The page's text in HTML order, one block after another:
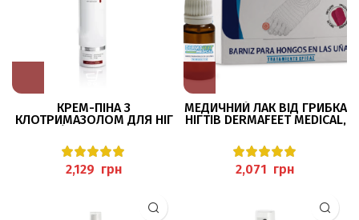
КРЕМ-ПІНА З
КЛОТРИМАЗОЛОМ ДЛЯ НІГ
CLOTRIMAZOL) PEDIBAEHR
грн
МЕДИЧНИЙ ЛАК ВІД ГРИБКА
НІГТІВ DERMAFEET MEDICAL,
грн